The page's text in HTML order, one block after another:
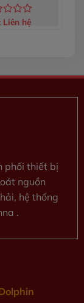
Liên hệ
phối thiết bị
nguồn
hệ thống
.